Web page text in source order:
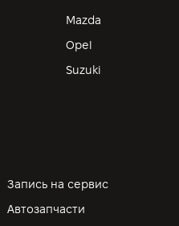
Mazda
Opel
Suzuki
Запись на сервис
Автозапчасти